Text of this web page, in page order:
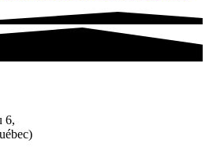
6,